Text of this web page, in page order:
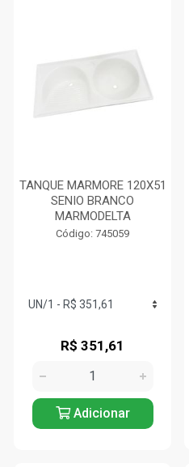
TANQUE MARMORE 120X51
SENIO BRANCO
MARMODELTA
Código: 745059
R$ 351,61
Adicionar